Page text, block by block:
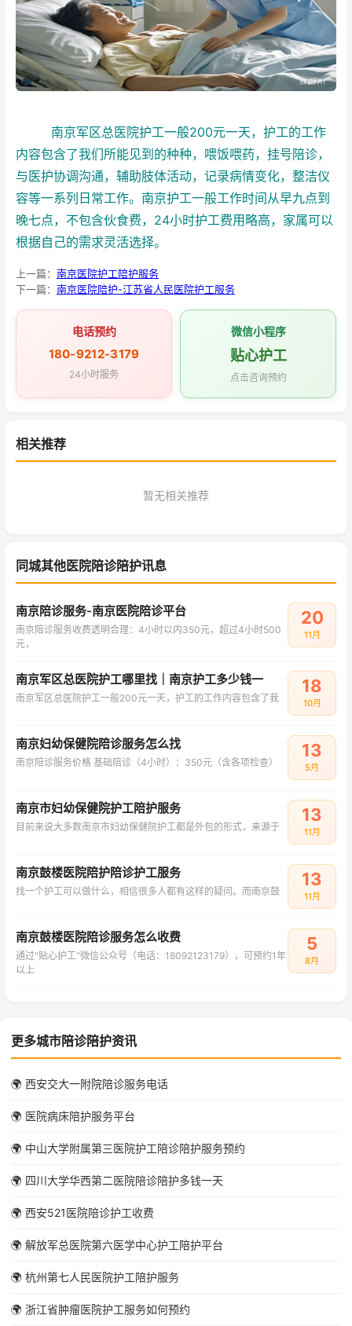
南京军区总医院护工一般200元一天，护工的工作
内容包含了我们所能见到的种种，喂饭喂药，挂号陪诊，
与医护协调沟通，辅助肢体活动，记录病情变化，整洁仪
容等一系列日常工作。南京护工一般工作时间从早九点到
晚七点，不包含伙食费，24小时护工费用略高，家属可以
根据自己的需求灵活选择。
上一篇： 南京医院护工陪护服务
下一篇： 南京医院陪护-江苏省人民医院护工服务
电话预约
180-9212-3179
24小时服务
微信小程序
贴心护工
点击咨询预约
相关推荐
暂无相关推荐
同城其他医院陪诊陪护讯息
南京陪诊服务-南京医院陪诊平台
南京陪诊服务收费透明合理：4小时以内350元，超过4小时500
元，
20
11月
南京军区总医院护工哪里找｜南京护工多少钱一
南京军区总医院护工一般200元一天，护工的工作内容包含了我
18
10月
南京妇幼保健院陪诊服务怎么找
南京陪诊服务价格‌ 基础陪诊（4小时）：350元（含各项检查）
13
5月
南京市妇幼保健院护工陪护服务
目前来说大多数南京市妇幼保健院护工都是外包的形式，来源于
13
11月
南京鼓楼医院陪护陪诊护工服务
找一个护工可以做什么，相信很多人都有这样的疑问。而南京鼓
13
11月
南京鼓楼医院陪诊服务怎么收费
通过"贴心护工"微信公众号（电话：18092123179），可预约1年
以上
5
8月
更多城市陪诊陪护资讯
🌍 西安交大一附院陪诊服务电话
🌍 医院病床陪护服务平台
🌍 中山大学附属第三医院护工陪诊陪护服务预约
🌍 四川大学华西第二医院陪诊陪护多钱一天
🌍 西安521医院陪诊护工收费
🌍 解放军总医院第六医学中心护工陪护平台
🌍 杭州第七人民医院护工陪护服务
🌍 浙江省肿瘤医院护工服务如何预约